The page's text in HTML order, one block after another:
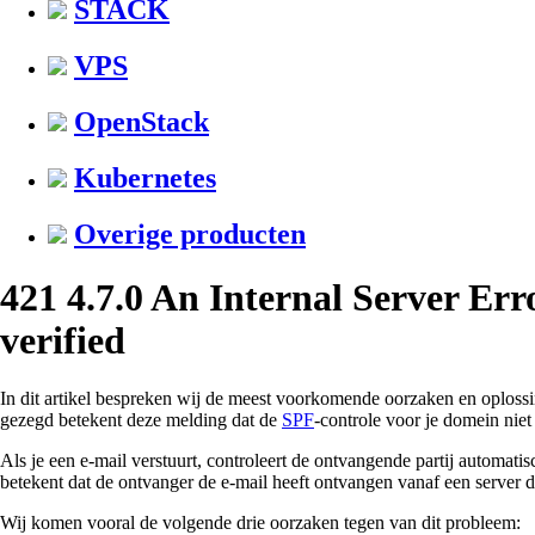
STACK
VPS
OpenStack
Kubernetes
Overige producten
421 4.7.0 An Internal Server
verified
In dit artikel bespreken wij de meest voorkomende oorzaken en
gezegd betekent deze melding dat de SPF-controle voor je domein niet
Als je een e-mail verstuurt, controleert de ontvangende partij
betekent dat de ontvanger de e-mail heeft ontvangen vanaf een
Wij komen vooral de volgende drie oorzaken tegen van dit probleem: